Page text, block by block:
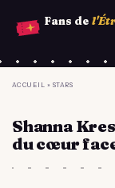
contenu
principal
Fans de
YOU
ARE
HERE
ACCUEIL » STARS
Shanna
du cœur